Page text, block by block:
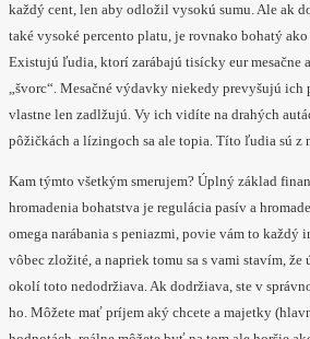
každý cent, len aby odložil vysokú sumu. Ale ak
také vysoké percento platu, je rovnako bohatý
Existujú ľudia, ktorí zarábajú tisícky eur mesačne
„švorc“. Mesačné výdavky niekedy prevyšujú ich
vlastne len zadlžujú. Vy ich vidíte na drahých
pôžičkách a lízingoch sa ale topia. Títo ľudia sú
Kam týmto všetkým smerujem? Úplný základ
hromadenia bohatstva je regulácia pasív a
omega narábania s peniazmi, povie vám to každý
vôbec zložité, a napriek tomu sa s vami stavím,
okolí toto nedodržiava. Ak dodržiava, ste v
ho. Môžete mať príjem aký chcete a majetky